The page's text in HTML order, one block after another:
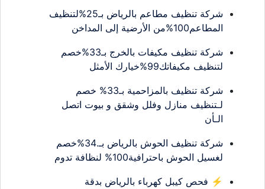
شركة تنظيف مطاعم بالرياض بـ25%لتنظيف
المطاعم100%من الأرضية إلى المداخن
شركة تنظيف مكيفات بالخرج بـ33%خصم
لتنظيف مكيفاتك99%خيارك الأمثل
شركة تنظيف بالمزاحمية بـ33% خصم
لـتنظيف منازل وفلل وشقق و بيوت اتصل
الـأن
شركة تنظيف الحوش بالرياض بـ.34%خصم
لغسيل الحوش باحترافية100% لنظافة تدوم
⚡ فحص كيبل كهرباء بالرياض بدقة